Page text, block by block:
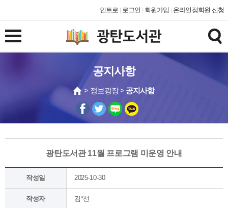
인트로 로그인 회원가입 온라인정회원 신청
공지사항
> 정보광장 > 공지사항
광탄도서관 11월 프로그램 미운영 안내
작성일 2025-10-30
작성자 김*선